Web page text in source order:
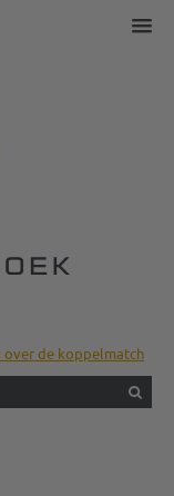
over de koppelmatch